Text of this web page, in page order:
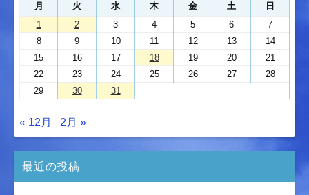
月 火 水 木 金 土
日
1
2 3 4 5 6
7
8
9 10 11 12 13
14
15
16 17 18 19 20
21
22
23 24 25 26 27
28
29
30 31
« 12月 2月 »
最近の投稿